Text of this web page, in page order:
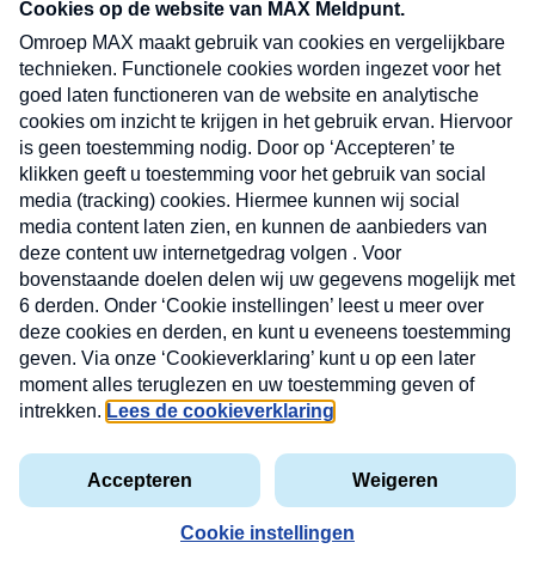
CONTACT
Volg ons op
MAX
Cookieverklaring
Kwetsbaarheid
X
Nieuwsbrief
Neem hier een gratis abonnement op de MAX
Consumenten nieuwsbrief. Elke maandag en
donderdag in uw mailbox.
e-
VOOR
privacyverklaring